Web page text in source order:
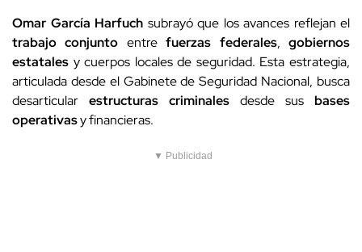
Omar García Harfuch subrayó que los avances reflejan el
trabajo conjunto entrefuerzas federales,gobiernos
estatales y cuerpos locales de seguridad. Esta estrategia,
articulada desde el Gabinete de Seguridad Nacional, busca
desarticular estructuras criminales desde sus bases
operativasy financieras.
▼ Publicidad